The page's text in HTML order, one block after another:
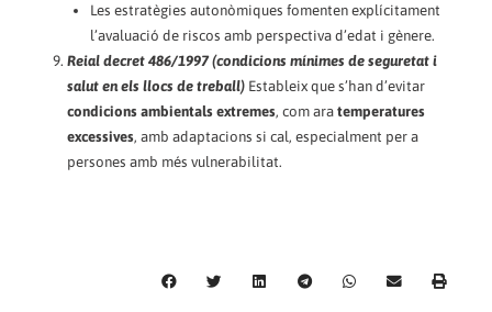
Les estratègies autonòmiques fomenten explícitament
l’avaluació de riscos amb perspectiva d’edat i gènere.
Reial decret 486/1997(condicions mínimes de seguretat i
salut en els llocs de treball) Estableix que s’han d’evitar
condicions ambientals extremes, com aratemperatures
excessives, amb adaptacions si cal, especialment per a
persones amb més vulnerabilitat.